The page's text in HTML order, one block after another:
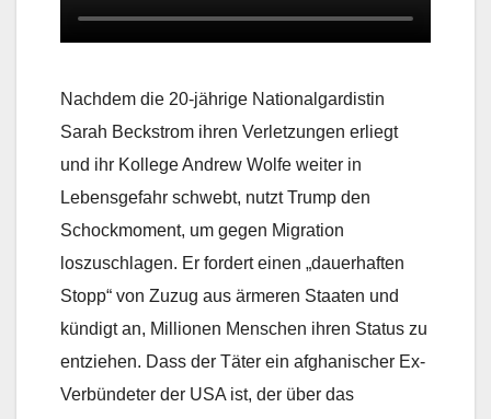
Nachdem die 20-jährige Nationalgardistin
Sarah Beckstrom ihren Verletzungen erliegt
und ihr Kollege Andrew Wolfe weiter in
Lebensgefahr schwebt, nutzt Trump den
Schockmoment, um gegen Migration
loszuschlagen. Er fordert einen „dauerhaften
Stopp“ von Zuzug aus ärmeren Staaten und
kündigt an, Millionen Menschen ihren Status zu
entziehen. Dass der Täter ein afghanischer Ex-
Verbündeter der USA ist, der über das